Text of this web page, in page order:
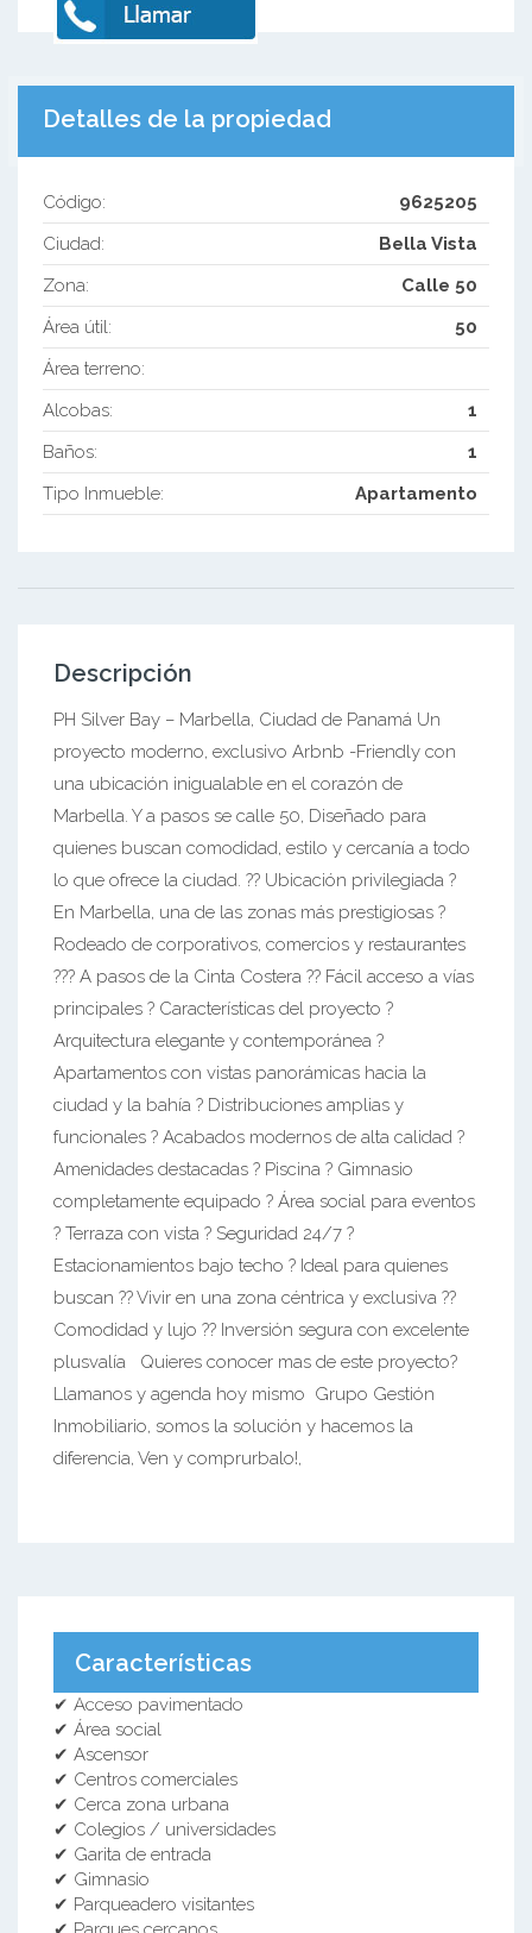
Detalles de la propiedad
Código:
9625205
Ciudad:
Bella Vista
Zona:
Calle 50
Área útil:
50
Área terreno:
Alcobas:
1
Baños:
1
Tipo Inmueble:
Apartamento
Descripción
PH Silver Bay – Marbella, Ciudad de Panamá Un
proyecto moderno, exclusivo Arbnb -Friendly con
una ubicación inigualable en el corazón de
Marbella. Y a pasos se calle 50, Diseñado para
quienes buscan comodidad, estilo y cercanía a todo
lo que ofrece la ciudad. ?? Ubicación privilegiada ?
En Marbella, una de las zonas más prestigiosas ?
Rodeado de corporativos, comercios y restaurantes
?‍?? A pasos de la Cinta Costera ?? Fácil acceso a vías
principales ? Características del proyecto ?
Arquitectura elegante y contemporánea ?
Apartamentos con vistas panorámicas hacia la
ciudad y la bahía ? Distribuciones amplias y
funcionales ? Acabados modernos de alta calidad ?
Amenidades destacadas ? Piscina ? Gimnasio
completamente equipado ? Área social para eventos
? Terraza con vista ? Seguridad 24/7 ?
Estacionamientos bajo techo ? Ideal para quienes
buscan ?? Vivir en una zona céntrica y exclusiva ??
Comodidad y lujo ?? Inversión segura con excelente
plusvalía Quieres conocer mas de este proyecto?
Llamanos y agenda hoy mismo Grupo Gestión
Inmobiliario, somos la solución y hacemos la
diferencia, Ven y comprurbalo!,
Características
✔ Acceso pavimentado
✔ Área social
✔ Ascensor
✔ Centros comerciales
✔ Cerca zona urbana
✔ Colegios / universidades
✔ Garita de entrada
✔ Gimnasio
✔ Parqueadero visitantes